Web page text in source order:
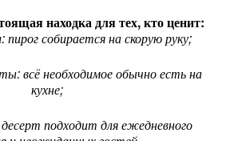
находка для тех, кто ценит:
пирог собирается на скорую руку;
всё необходимое обычно есть на
кухне;
подходит для ежедневного